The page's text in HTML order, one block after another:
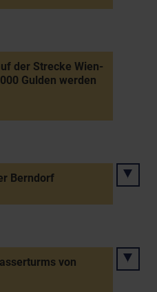
der Strecke Wien-
Gulden werden
Berndorf
von